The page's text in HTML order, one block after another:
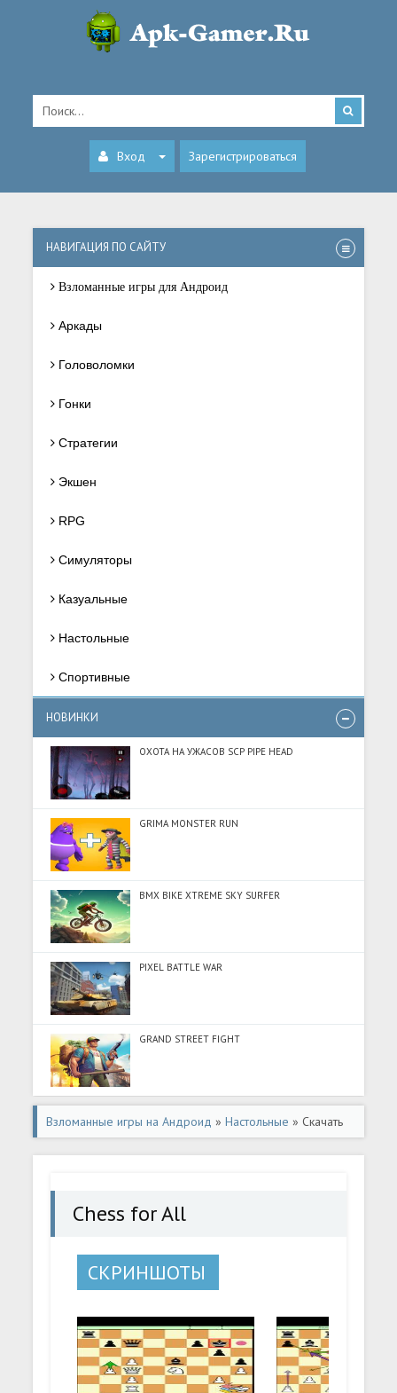
Вход Зарегистрироваться
НАВИГАЦИЯ ПО САЙТУ
Взломанные игры для Андроид
Аркады
Головоломки
Гонки
Стратегии
Экшен
RPG
Симуляторы
Казуальные
Настольные
Спортивные
НОВИНКИ
ОХОТА НА УЖАСОВ SCP PIPE HEAD
GRIMA MONSTER RUN
BMX BIKE XTREME SKY SURFER
PIXEL BATTLE WAR
GRAND STREET FIGHT
Взломанные игры на Андроид »Настольные » Скачать
Chess for All (Много монет) на Андроид
Chess for All
СКРИНШОТЫ